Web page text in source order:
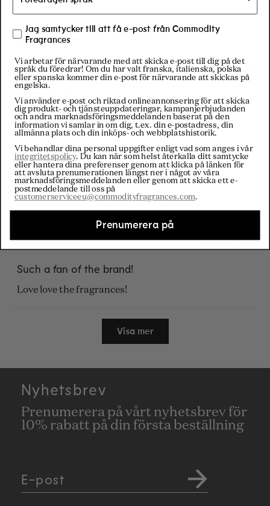
mer
om
denna
recension
Christine K.
Verifierad köpare
Betygsatt
4
av
5
stjärnor
2026-06-01
Smells good
I already owned both before, but this deal was good
and I'm glad I re-purchased them. The fragrance in
the gold personal travel spray was orange in color? It
might have aged some.
Wendy C.
5
av
5
stjärnor
2026-04-05
Such a fan of the brand!
Love love the fragrances!
Laddar...
Visa mer
Nyhetsbrev
Prenumerera på vårt nyhetsbrev för
10% rabatt på din första beställning
E-post
Jag samtycker till att få e-post från Commodity
Fragrances
Vi arbetar för närvarande med att skicka e-post till dig på det
språk du föredrar! Om du har valt franska, italienska, polska
eller spanska kommer din e-post för närvarande att skickas på
engelska.
Vi använder e-post och riktad onlineannonsering för att skicka
dig produkt- och tjänsteuppdateringar, kampanjerbjudanden
och andra marknadsföringsmeddelanden baserat på den
information vi samlar in om dig, t.ex. din e-postadress, din
allmänna plats och din inköps- och webbplatshistorik.
Vi behandlar dina personal uppgifter enligt vad som anges i vår
integritetspolicy. Du kan när som helst återkalla ditt samtycke
eller hantera dina preferenser genom att klicka på länken för
att avsluta prenumerationen längst ner i något av våra
marknadsföringsmeddelanden eller genom att skicka ett e-
postmeddelande till oss på
customerserviceeu@commodityfragrances.com.
Prenumerera på